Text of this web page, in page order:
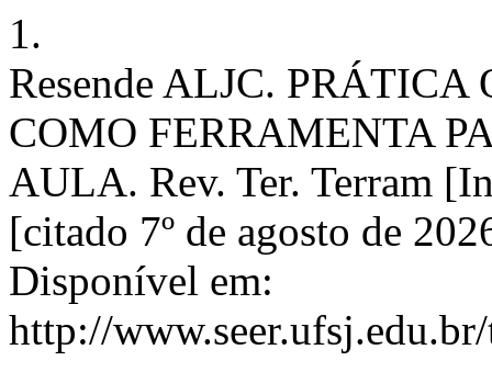
1.
Resende ALJC.
COMO FERRAMENTA
AULA. Rev. Ter. Terram
[citado 7º de agosto de
Disponível em:
http://